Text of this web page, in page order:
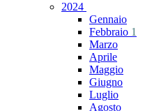
2024
Gennaio
Febbraio 1
Marzo
Aprile
Maggio
Giugno
Luglio
Agosto